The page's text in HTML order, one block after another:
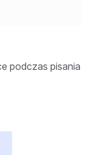
podczas pisania